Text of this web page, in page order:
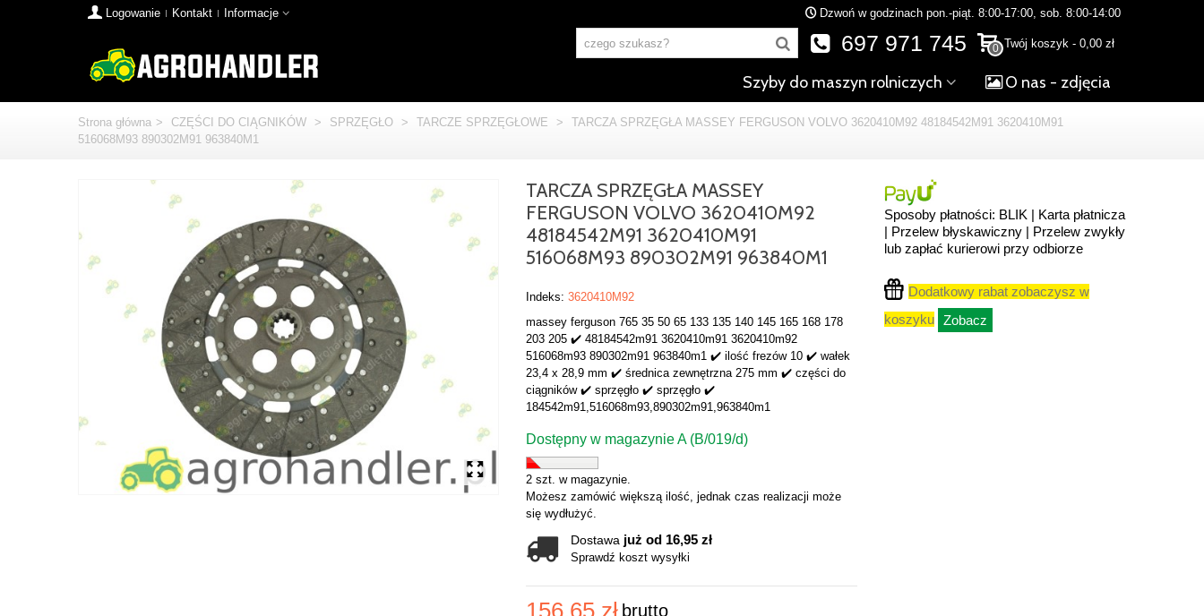
Logowanie Kontakt Informacje Dzwoń w godzinach pon.-piąt. 8:00-17:00, sob. 8:00-14:00
0 Twój koszyk - 0,00 zł
697 971 745
Szyby do maszyn rolniczych O nas - zdjęcia
Strona główna > CZĘŚCI DO CIĄGNIKÓW > SPRZĘGŁO > TARCZE SPRZĘGŁOWE >
TARCZA SPRZĘGŁA MASSEY FERGUSON VOLVO 3620410M92 48184542M91 3620410M91
516068M93 890302M91 963840M1
TARCZA SPRZĘGŁA MASSEY
FERGUSON VOLVO 3620410M92
48184542M91 3620410M91
516068M93 890302M91 963840M1
Indeks: 3620410M92
massey ferguson 765 35 50 65 133 135 140 145 165 168 178
203 205 ✔️ 48184542m91 3620410m91 3620410m92
516068m93 890302m91 963840m1 ✔️ ilość frezów 10 ✔️ wałek
23,4 x 28,9 mm ✔️ średnica zewnętrzna 275 mm ✔️ części do
ciągników ✔️ sprzęgło ✔️ sprzęgło ✔️
184542m91,516068m93,890302m91,963840m1
Dostępny w magazynie A (B/019/d)
2 szt. w magazynie.
Możesz zamówić większą ilość, jednak czas realizacji może
się wydłużyć.
Dostawa już od 16,95 zł
Sprawdź koszt wysyłki
brutto
Sposoby płatności: BLIK | Karta płatnicza
| Przelew błyskawiczny | Przelew zwykły
lub zapłać kurierowi przy odbiorze
Dodatkowy rabat zobaczysz w
koszyku Zobacz